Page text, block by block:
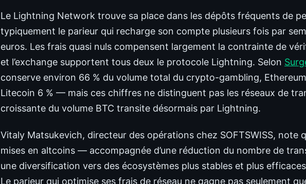
Le Lightning Network trouve sa place dans les dépôts fréquents de
typiquement le parieur qui recharge son compte plusieurs fois par
euros. Les frais quasi nuls compensent largement la contrainte de
et l’exchange supportent tous deux le protocole Lightning. Selon
conserve environ 66 % du volume total du crypto-gambling,
Litecoin 6 % — mais ces chiffres ne distinguent pas les réseaux de
croissante du volume BTC transite désormais par Lightning.
Vitaly Matsukevich, directeur des opérations chez SOFTSWISS, note
mises en altcoins — accompagnée d’une réduction du nombre de
une diversification vers des écosystèmes plus stables et plus
Le parieur qui optimise ses frais de réseau ne gagne pas seulement